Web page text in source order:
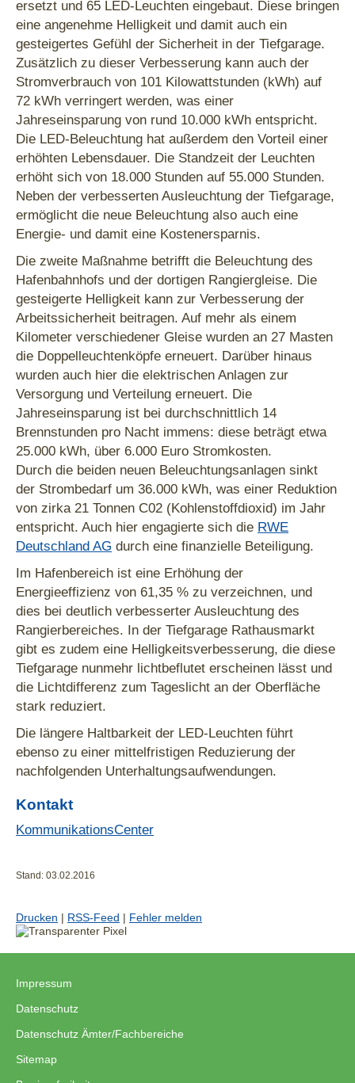
ersetzt und 65 LED-Leuchten eingebaut. Diese bringen
eine angenehme Helligkeit und damit auch ein
gesteigertes Gefühl der Sicherheit in der Tiefgarage.
Zusätzlich zu dieser Verbesserung kann auch der
Stromverbrauch von 101 Kilowattstunden (kWh) auf
72 kWh verringert werden, was einer
Jahreseinsparung von rund 10.000 kWh entspricht.
Die LED-Beleuchtung hat außerdem den Vorteil einer
erhöhten Lebensdauer. Die Standzeit der Leuchten
erhöht sich von 18.000 Stunden auf 55.000 Stunden.
Neben der verbesserten Ausleuchtung der Tiefgarage,
ermöglicht die neue Beleuchtung also auch eine
Energie- und damit eine Kostenersparnis.
Die zweite Maßnahme betrifft die Beleuchtung des
Hafenbahnhofs und der dortigen Rangiergleise. Die
gesteigerte Helligkeit kann zur Verbesserung der
Arbeitssicherheit beitragen. Auf mehr als einem
Kilometer verschiedener Gleise wurden an 27 Masten
die Doppelleuchtenköpfe erneuert. Darüber hinaus
wurden auch hier die elektrischen Anlagen zur
Versorgung und Verteilung erneuert. Die
Jahreseinsparung ist bei durchschnittlich 14
Brennstunden pro Nacht immens: diese beträgt etwa
25.000 kWh, über 6.000 Euro Stromkosten.
Durch die beiden neuen Beleuchtungsanlagen sinkt
der Strombedarf um 36.000 kWh, was einer Reduktion
von zirka 21 Tonnen C02 (Kohlenstoffdioxid) im Jahr
entspricht. Auch hier engagierte sich die RWE
Deutschland AG durch eine finanzielle Beteiligung.
Im Hafenbereich ist eine Erhöhung der
Energieeffizienz von 61,35 % zu verzeichnen, und
dies bei deutlich verbesserter Ausleuchtung des
Rangierbereiches. In der Tiefgarage Rathausmarkt
gibt es zudem eine Helligkeitsverbesserung, die diese
Tiefgarage nunmehr lichtbeflutet erscheinen lässt und
die Lichtdifferenz zum Tageslicht an der Oberfläche
stark reduziert.
Die längere Haltbarkeit der LED-Leuchten führt
ebenso zu einer mittelfristigen Reduzierung der
nachfolgenden Unterhaltungsaufwendungen.
Kontakt
KommunikationsCenter
Stand: 03.02.2016
Drucken | RSS-Feed | Fehler melden
Impressum
Datenschutz
Datenschutz Ämter/Fachbereiche
Sitemap